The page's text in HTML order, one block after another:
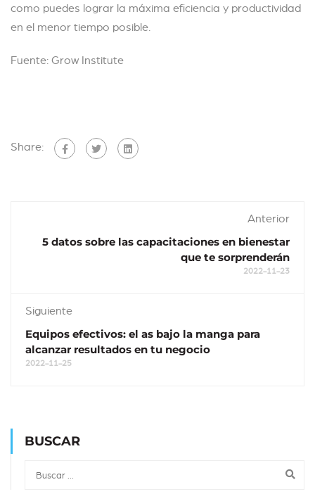
como puedes lograr la máxima eficiencia y productividad
en el menor tiempo posible.
Fuente: Grow Institute
Share:
Anterior
5 datos sobre las capacitaciones en bienestar
que te sorprenderán
2022-11-23
Siguiente
Equipos efectivos: el as bajo la manga para
alcanzar resultados en tu negocio
2022-11-25
BUSCAR